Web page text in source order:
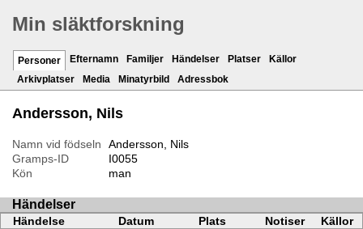
Min släktforskning
Personer Efternamn Familjer Händelser Platser
Källor
Arkivplatser
Media Minatyrbild Adressbok
Andersson, Nils
Namn vid födseln
Andersson, Nils
Gramps-ID
I0055
Kön
man
Händelser
Händelse Datum Plats Notiser
Källor